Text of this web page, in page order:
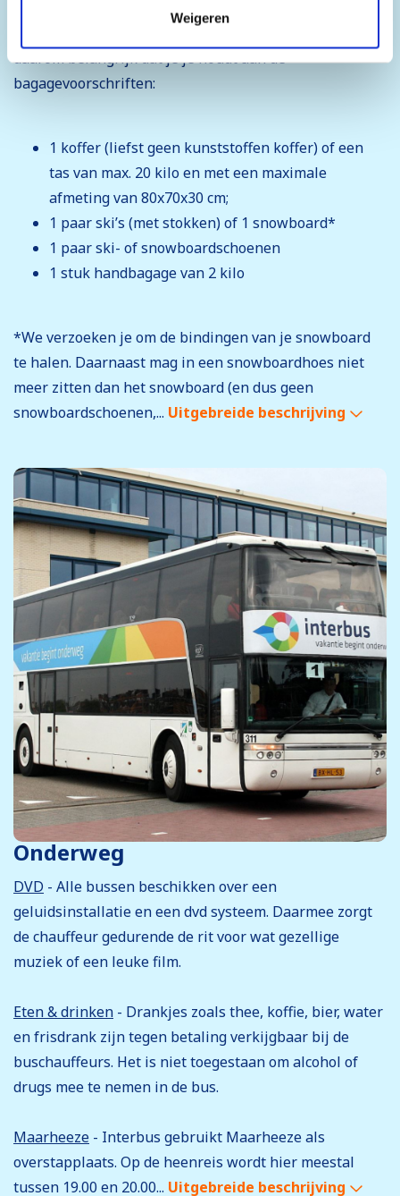
moment wijzigen of je toestemming intrekken.
Weigeren
daarom belangrijk dat je je houdt aan de
bagagevoorschriften:
1 koffer (liefst geen kunststoffen koffer) of een
tas van max. 20 kilo en met een maximale
afmeting van 80x70x30 cm;
1 paar ski’s (met stokken) of 1 snowboard*
1 paar ski- of snowboardschoenen
1 stuk handbagage van 2 kilo
*We verzoeken je om de bindingen van je snowboard
te halen. Daarnaast mag in een snowboardhoes niet
meer zitten dan het snowboard (en dus geen
snowboardschoenen,... Uitgebreide beschrijving
Onderweg
DVD - Alle bussen beschikken over een
geluidsinstallatie en een dvd systeem. Daarmee zorgt
de chauffeur gedurende de rit voor wat gezellige
muziek of een leuke film.
Eten & drinken - Drankjes zoals thee, koffie, bier, water
en frisdrank zijn tegen betaling verkijgbaar bij de
buschauffeurs. Het is niet toegestaan om alcohol of
drugs mee te nemen in de bus.
Maarheeze - Interbus gebruikt Maarheeze als
overstapplaats. Op de heenreis wordt hier meestal
tussen 19.00 en 20.00... Uitgebreide beschrijving